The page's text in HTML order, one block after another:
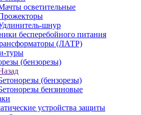
осветительные
шнур
бесперебойного питания
(ЛАТР)
туры
(бензорезы)
(бензорезы)
бензиновые
устройства защиты